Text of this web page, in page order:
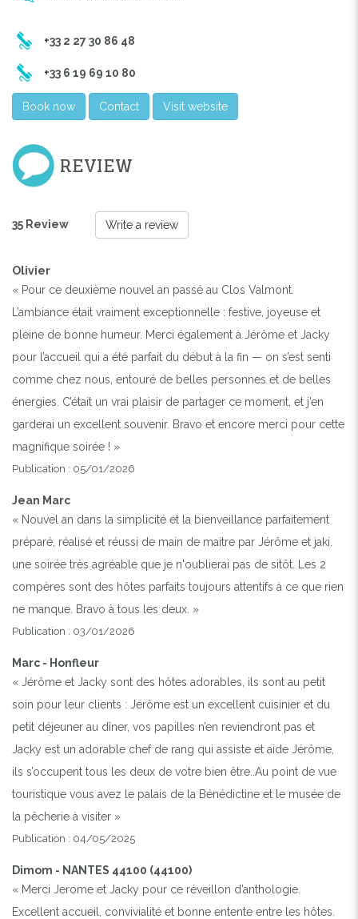
+33 2 27 30 86 48
+33 6 19 69 10 80
Book now Contact Visit website
REVIEW
35 Review Write a review
Olivier
« Pour ce deuxième nouvel an passé au Clos Valmont.
L’ambiance était vraiment exceptionnelle : festive, joyeuse et
pleine de bonne humeur. Merci également à Jérôme et Jacky
pour l’accueil qui a été parfait du début à la fin — on s’est senti
comme chez nous, entouré de belles personnes et de belles
énergies. C’était un vrai plaisir de partager ce moment, et j’en
garderai un excellent souvenir. Bravo et encore merci pour cette
magnifique soirée ! »
Publication : 05/01/2026
Jean Marc
« Nouvel an dans la simplicité et la bienveillance parfaitement
préparé, réalisé et réussi de main de maitre par Jérôme et jaki.
une soirée très agréable que je n'oublierai pas de sitôt. Les 2
compères sont des hôtes parfaits toujours attentifs à ce que rien
ne manque. Bravo à tous les deux. »
Publication : 03/01/2026
Marc - Honfleur
« Jérôme et Jacky sont des hôtes adorables, ils sont au petit
soin pour leur clients : Jérôme est un excellent cuisinier et du
petit déjeuner au dîner, vos papilles n’en reviendront pas et
Jacky est un adorable chef de rang qui assiste et aide Jérôme,
ils s’occupent tous les deux de votre bien être..Au point de vue
touristique vous avez le palais de la Bénédictine et le musée de
la pêcherie à visiter »
Publication : 04/05/2025
Dimom - NANTES 44100 (44100)
« Merci Jerome et Jacky pour ce réveillon d’anthologie.
Excellent accueil, convivialité et bonne entente entre les hôtes.